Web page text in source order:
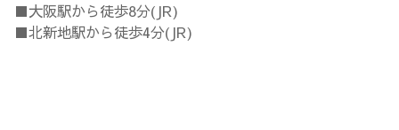
■大阪駅から徒歩8分(JR)
■北新地駅から徒歩4分(JR)